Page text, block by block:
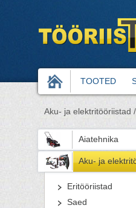
TOOTED
Aku- ja elektritööriistad /
Aiatehnika
Aku- ja
Eritööriistad
Saed